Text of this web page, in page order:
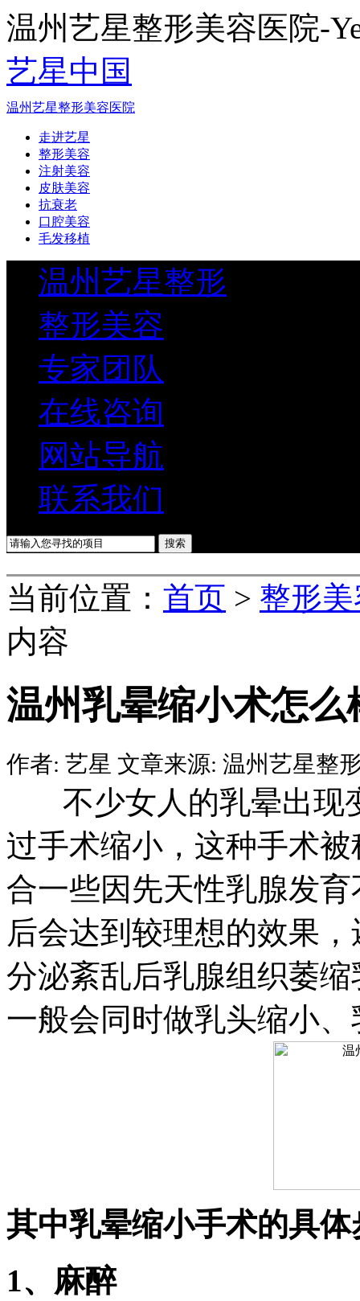
温州艺星整形美容医院-
艺星中国
温州艺星整形美容医院
走进艺星
整形美容
注射美容
皮肤美容
抗衰老
口腔美容
毛发移植
温州艺星整形
整形美容
专家团队
在线咨询
网站导航
联系我们
当前位置： 首页 > 整形
内容
温州乳晕缩小术怎么
作者: 艺星 文章来源: 温州艺星整
不少女人的乳晕出现
过手术缩小，这种手术被
合一些因先天性乳腺发
后会达到较理想的效果
分泌紊乱后乳腺组织萎
一般会同时做乳头缩小
其中乳晕缩小手术的具
1、麻醉